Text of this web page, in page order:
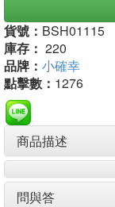
貨號： BSH01115
庫存： 220
品牌： 小確幸
點擊數： 1276
商品描述
問與答